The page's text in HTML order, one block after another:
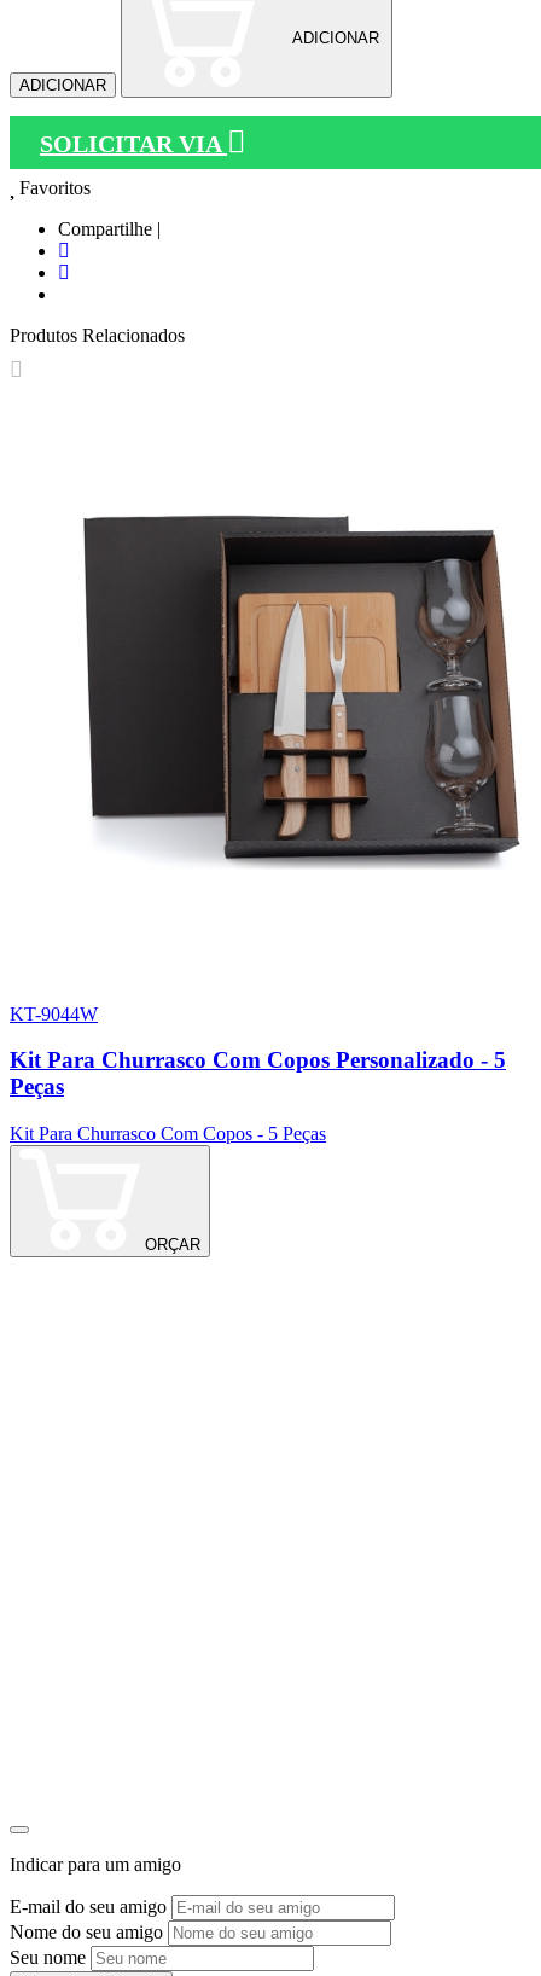
ADICIONAR
ADICIONAR
SOLICITAR VIA
Favoritos
Compartilhe |
Produtos Relacionados
KT-9044W
Kit Para Churrasco Com Copos Personalizado - 5
Peças
Kit Para Churrasco Com Copos - 5 Peças
ORÇAR
Indicar para um amigo
E-mail do seu amigo
Nome do seu amigo
Seu nome